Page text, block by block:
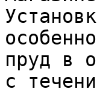
пруд в
с